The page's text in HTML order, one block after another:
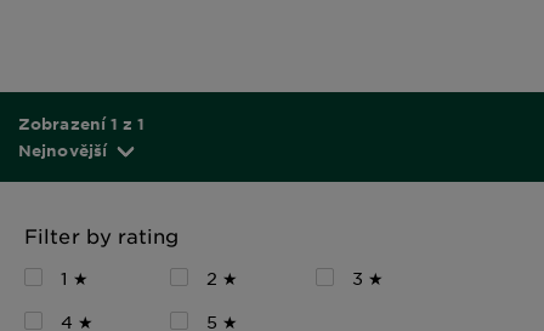
Zobrazení 1 z 1
Nejnovější
Filter by rating
1 ★ 2 ★
3 ★
4 ★
5 ★